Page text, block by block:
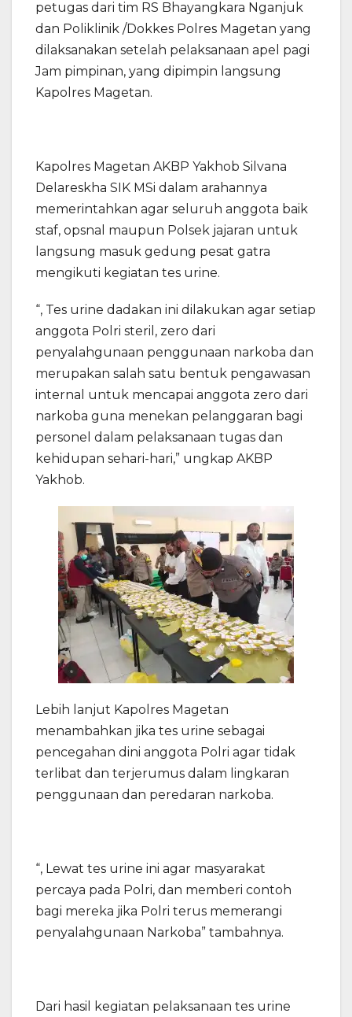
petugas dari tim RS Bhayangkara Nganjuk
dan Poliklinik /Dokkes Polres Magetan yang
dilaksanakan setelah pelaksanaan apel pagi
Jam pimpinan, yang dipimpin langsung
Kapolres Magetan.
Kapolres Magetan AKBP Yakhob Silvana
Delareskha SIK MSi dalam arahannya
memerintahkan agar seluruh anggota baik
staf, opsnal maupun Polsek jajaran untuk
langsung masuk gedung pesat gatra
mengikuti kegiatan tes urine.
“, Tes urine dadakan ini dilakukan agar setiap
anggota Polri steril, zero dari
penyalahgunaan penggunaan narkoba dan
merupakan salah satu bentuk pengawasan
internal untuk mencapai anggota zero dari
narkoba guna menekan pelanggaran bagi
personel dalam pelaksanaan tugas dan
kehidupan sehari-hari,” ungkap AKBP
Yakhob.
Lebih lanjut Kapolres Magetan
menambahkan jika tes urine sebagai
pencegahan dini anggota Polri agar tidak
terlibat dan terjerumus dalam lingkaran
penggunaan dan peredaran narkoba.
“, Lewat tes urine ini agar masyarakat
percaya pada Polri, dan memberi contoh
bagi mereka jika Polri terus memerangi
penyalahgunaan Narkoba” tambahnya.
Dari hasil kegiatan pelaksanaan tes urine